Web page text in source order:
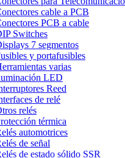
cable a PCB
PCB a cable
Switches
7 segmentos
y portafusibles
varias
LED
Reed
de relé
relés
térmica
automotrices
de señal
de estado sólido SSR